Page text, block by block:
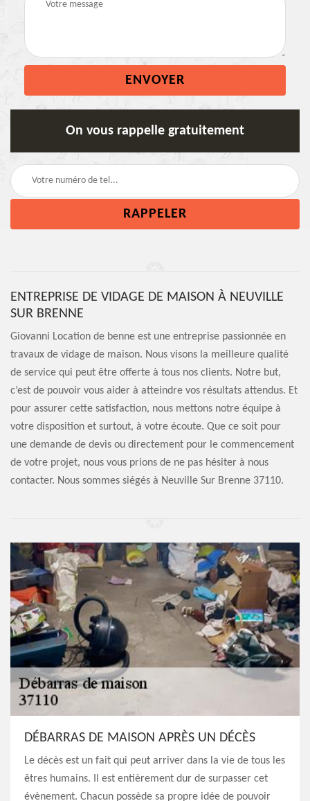
On vous rappelle gratuitement
ENTREPRISE DE VIDAGE DE MAISON À NEUVILLE
SUR BRENNE
Giovanni Location de benne est une entreprise passionnée en
travaux de vidage de maison. Nous visons la meilleure qualité
de service qui peut être offerte à tous nos clients. Notre but,
c’est de pouvoir vous aider à atteindre vos résultats attendus. Et
pour assurer cette satisfaction, nous mettons notre équipe à
votre disposition et surtout, à votre écoute. Que ce soit pour
une demande de devis ou directement pour le commencement
de votre projet, nous vous prions de ne pas hésiter à nous
contacter. Nous sommes siégés à Neuville Sur Brenne 37110.
DÉBARRAS DE MAISON APRÈS UN DÉCÈS
Le décès est un fait qui peut arriver dans la vie de tous les
êtres humains. Il est entièrement dur de surpasser cet
évènement. Chacun possède sa propre idée de pouvoir